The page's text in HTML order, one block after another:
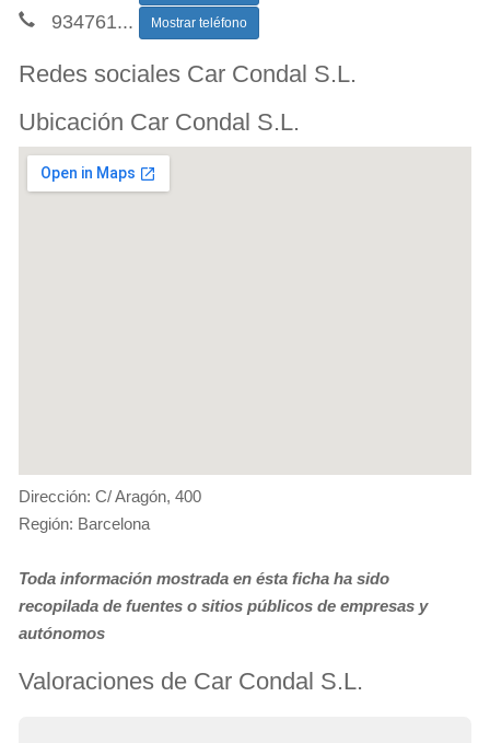
934761... Mostrar teléfono
Redes sociales Car Condal S.L.
Ubicación Car Condal S.L.
Dirección: C/ Aragón, 400
Región: Barcelona
Toda información mostrada en ésta ficha ha sido
recopilada de fuentes o sitios públicos de empresas y
autónomos
Valoraciones de Car Condal S.L.